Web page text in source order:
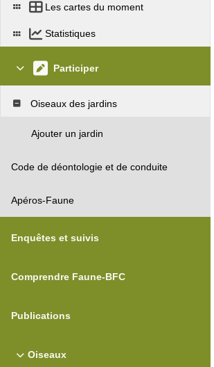
Les cartes du moment
Statistiques
Participer
Oiseaux des jardins
Ajouter un jardin
Code de déontologie et de conduite
Apéros-Faune
Enquêtes et suivis
Comprendre Faune-BFC
Publications
Oiseaux